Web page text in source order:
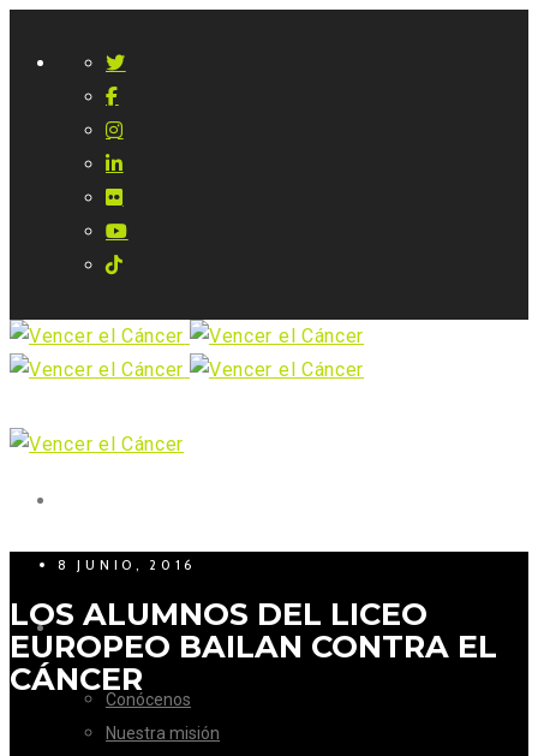
LA FUNDACIÓN
Conócenos
Nuestra misión
8 JUNIO, 2016
LOS ALUMNOS DEL LICEO
EUROPEO BAILAN CONTRA EL
CÁNCER